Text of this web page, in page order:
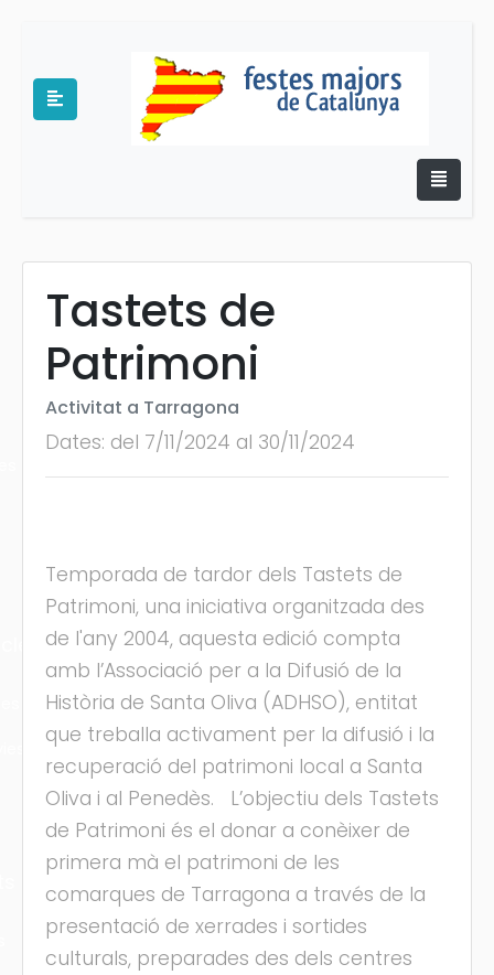
Tastets de
Patrimoni
Activitat a Tarragona
Dates: del 7/11/2024 al 30/11/2024
Temporada de tardor dels Tastets de
Patrimoni, una iniciativa organitzada des
de l'any 2004, aquesta edició compta
amb l’Associació per a la Difusió de la
Història de Santa Oliva (ADHSO), entitat
que treballa activament per la difusió i la
recuperació del patrimoni local a Santa
Oliva i al Penedès. L’objectiu dels Tastets
de Patrimoni és el donar a conèixer de
primera mà el patrimoni de les
comarques de Tarragona a través de la
presentació de xerrades i sortides
culturals, preparades des dels centres